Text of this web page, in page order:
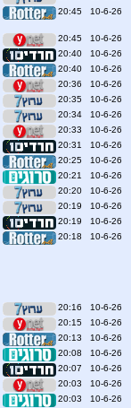
10-6-26 20:45
10-6-26 20:45
10-6-26 20:40
10-6-26 20:40
10-6-26 20:36
10-6-26 20:35
10-6-26 20:34
10-6-26 20:33
10-6-26 20:31
10-6-26 20:25
10-6-26 20:21
10-6-26 20:20
10-6-26 20:19
10-6-26 20:19
10-6-26 20:18
10-6-26 20:16
10-6-26 20:15
10-6-26 20:13
10-6-26 20:08
10-6-26 20:07
10-6-26 20:03
10-6-26 20:03